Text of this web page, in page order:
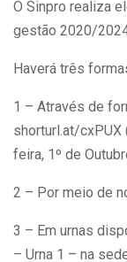
O Sinpro realiza
gestão 2020/
Haverá três
1 – Através de
shorturl.at/cxPUX
feira, 1º de
2 – Por meio de
3 – Em urnas
– Urna 1 – na